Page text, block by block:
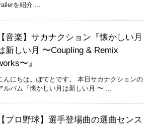
を紹介 ...
【音楽】サカナクション『懐かしい月
新しい月 〜Coupling & Remix
〜』
んにちは。ぽてとです。 本日サカナクションの
ルバム『懐かしい月は新しい月 〜 ...
【プロ野球】選手登場曲の選曲センス